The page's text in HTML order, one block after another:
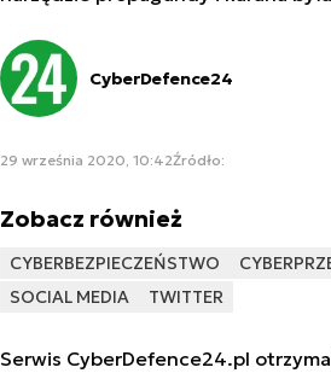
CyberDefence24
29 września 2020, 10:42Źródło:
Zobacz również
CYBERBEZPIECZEŃSTWO
SOCIAL MEDIA
TWITTER
Serwis CyberDefence24.pl